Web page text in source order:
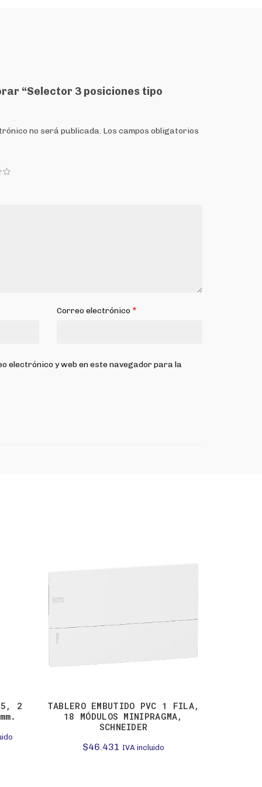
“Selector 3 posiciones tipo
no será publicada. Los campos obligatorios
Correo electrónico*
electrónico y web en este navegador para la
2
TABLERO EMBUTIDO PVC 1 FILA,
18 MÓDULOS MINIPRAGMA,
SCHNEIDER
$46.431 IVA incluido